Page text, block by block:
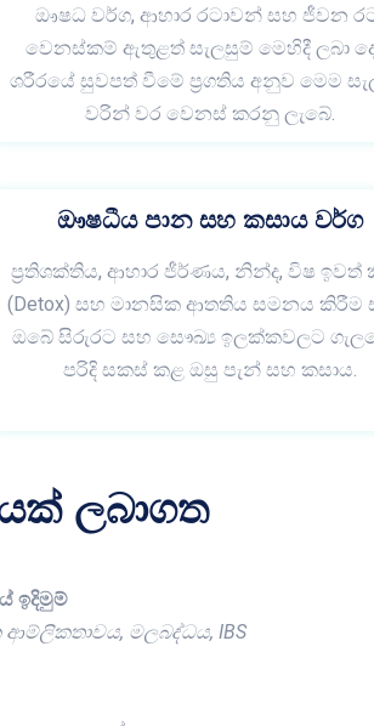
ඖෂධ වර්ග, ආහාර රටාවන් සහ ජීවන
වෙනස්කම් ඇතුළත් සැලසුම් මෙහිදී ලබා
ශරීරයේ සුවපත් වීමේ ප්‍රගතිය අනුව මෙම
වරින් වර වෙනස් කරනු ලැබේ.
ඖෂධීය පාන සහ කසාය වර්ග
ප්‍රතිශක්තිය, ආහාර ජීර්ණය, නින්ද, විෂ ඉවත්
(Detox) සහ මානසික ආතතිය සමනය කිරීම
ඔබේ සිරුරට සහ සෞඛ්‍ය ඉලක්කවලට
පරිදි සකස් කළ ඔසු පැන් සහ කසාය.
ලබාගත
ඉදිමුම්
මලබද්ධය, IBS